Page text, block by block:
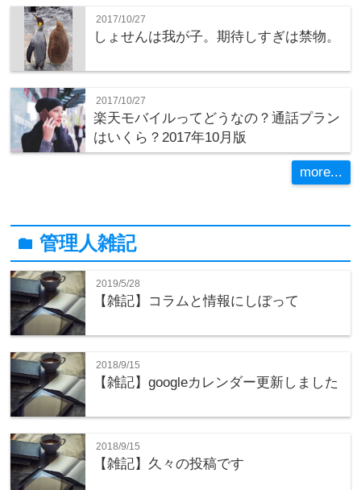
2017/10/27
しょせんは我が子。期待しすぎは禁物。
2017/10/27
楽天モバイルってどうなの？通話プラン
はいくら？2017年10月版
more...
folder管理人雑記
2019/5/28
【雑記】コラムと情報にしぼって
2018/9/15
【雑記】googleカレンダー更新しました
2018/9/15
【雑記】久々の投稿です